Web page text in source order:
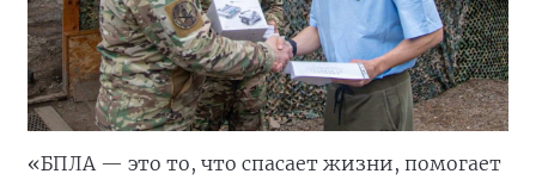
«БПЛА — это то, что спасает жизни, помогает